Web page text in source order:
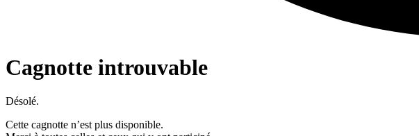
Cagnotte introuvable
Désolé.
Cette cagnotte n’est plus disponible.